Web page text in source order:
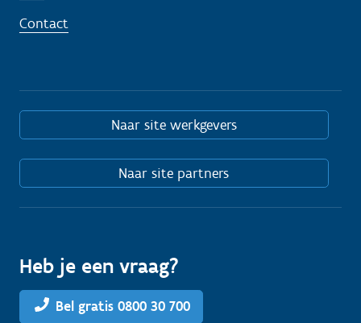
Contact
Naar site werkgevers
Naar site partners
Heb je een vraag?
Bel gratis 0800 30 700